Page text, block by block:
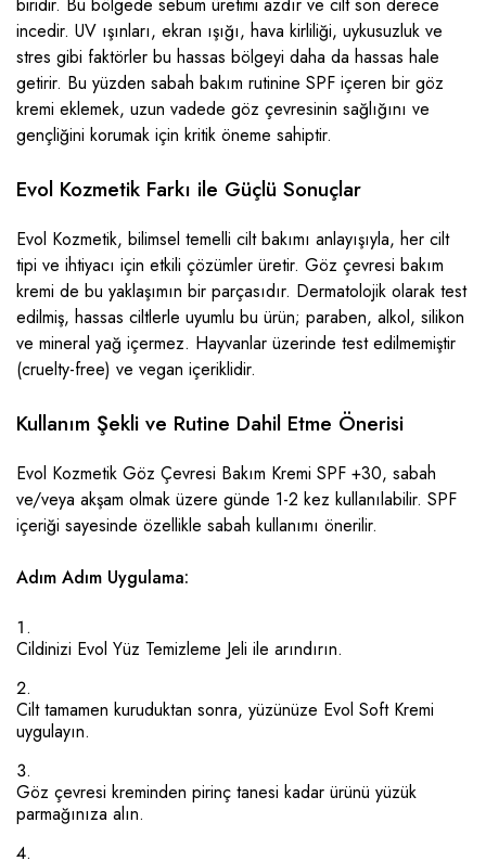
incedir. UV ışınları, ekran ışığı, hava kirliliği, uykusuzluk ve
stres gibi faktörler bu hassas bölgeyi daha da hassas hale
getirir. Bu yüzden sabah bakım rutinine SPF içeren bir göz
kremi eklemek, uzun vadede göz çevresinin sağlığını ve
gençliğini korumak için kritik öneme sahiptir.
Evol Kozmetik Farkı ile Güçlü Sonuçlar
Evol Kozmetik, bilimsel temelli cilt bakımı anlayışıyla, her cilt
tipi ve ihtiyacı için etkili çözümler üretir. Göz çevresi bakım
kremi de bu yaklaşımın bir parçasıdır. Dermatolojik olarak test
edilmiş, hassas ciltlerle uyumlu bu ürün; paraben, alkol, silikon
ve mineral yağ içermez. Hayvanlar üzerinde test edilmemiştir
(cruelty-free) ve vegan içeriklidir.
Kullanım Şekli ve Rutine Dahil Etme Önerisi
Evol Kozmetik Göz Çevresi Bakım Kremi SPF +30, sabah
ve/veya akşam olmak üzere günde 1-2 kez kullanılabilir. SPF
içeriği sayesinde özellikle sabah kullanımı önerilir.
Adım Adım Uygulama:
Cildinizi Evol Yüz Temizleme Jeli ile arındırın.
Cilt tamamen kuruduktan sonra, yüzünüze Evol Soft Kremi
uygulayın.
Göz çevresi kreminden pirinç tanesi kadar ürünü yüzük
parmağınıza alın.